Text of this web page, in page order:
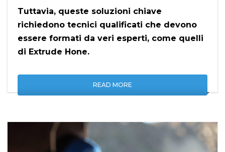
Tuttavia, queste soluzioni chiave
richiedono tecnici qualificati che devono
essere formati da veri esperti, come quelli
di Extrude Hone.
READ MORE